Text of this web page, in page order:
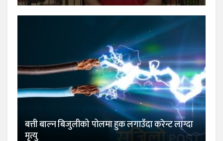
बत्ती बाल्न बिजुलीको पोलमा हुक लगाउँदा करेन्ट लाग्दा
मृत्यु